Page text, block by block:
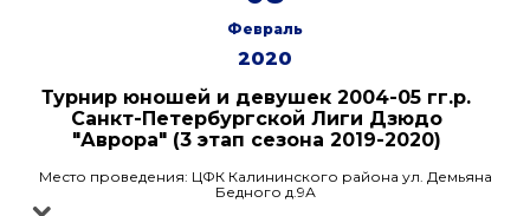
Февраль
2020
Турнир юношей и девушек 2004-05 гг.р.
Санкт-Петербургской Лиги Дзюдо
"Аврора" (3 этап сезона 2019-2020)
Место проведения: ЦФК Калининского района ул. Демьяна
Бедного д.9А